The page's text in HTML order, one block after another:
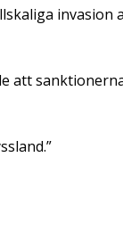
invasion
att